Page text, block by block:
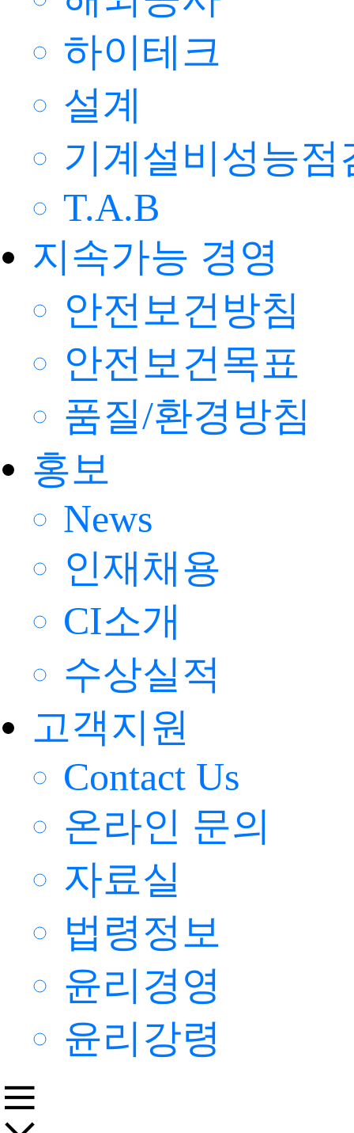
하이테크
설계
기계설비성능점
T.A.B
지속가능 경영
안전보건방침
안전보건목표
품질/환경방침
홍보
News
인재채용
CI소개
수상실적
고객지원
Contact Us
온라인 문의
자료실
법령정보
윤리경영
윤리강령